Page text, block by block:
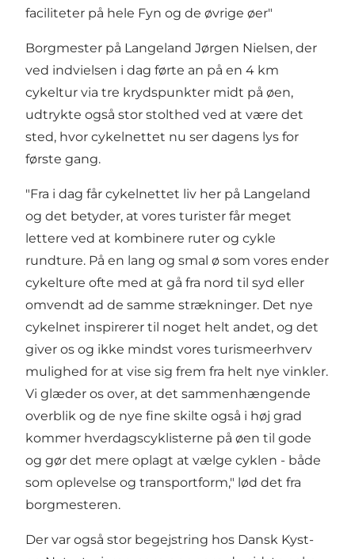
faciliteter på hele Fyn og de øvrige øer"
Borgmester på Langeland Jørgen Nielsen, der
ved indvielsen i dag førte an på en 4 km
cykeltur via tre krydspunkter midt på øen,
udtrykte også stor stolthed ved at være det
sted, hvor cykelnettet nu ser dagens lys for
første gang.
"Fra i dag får cykelnettet liv her på Langeland
og det betyder, at vores turister får meget
lettere ved at kombinere ruter og cykle
rundture. På en lang og smal ø som vores ender
cykelture ofte med at gå fra nord til syd eller
omvendt ad de samme strækninger. Det nye
cykelnet inspirerer til noget helt andet, og det
giver os og ikke mindst vores turismeerhverv
mulighed for at vise sig frem fra helt nye vinkler.
Vi glæder os over, at det sammenhængende
overblik og de nye fine skilte også i høj grad
kommer hverdagscyklisterne på øen til gode
og gør det mere oplagt at vælge cyklen - både
som oplevelse og transportform," lød det fra
borgmesteren.
Der var også stor begejstring hos Dansk Kyst-